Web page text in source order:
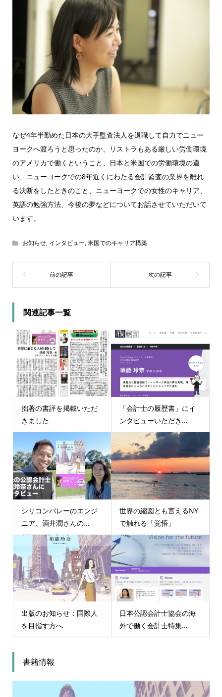
なぜ4年半勤めた日本の大手監査法人を退職して自力でニュー
ヨークへ渡ろうと思ったのか、リストラもある厳しい労働環境
のアメリカで働くということ、日本と米国での労働環境の違
い、ニューヨークでの8年近くにわたる会計監査の業界を離れ
る決断をしたときのこと、ニューヨークでの女性のキャリア、
英語の勉強方法、今後の夢などについてお話させていただいて
います。
お知らせ, インタビュー,米国でのキャリア構築
関連記事一覧
拙著の書評を掲載いただ
きました
「会計士の履歴書」にイ
ンタビューいただき...
シリコンバレーのエンジ
ニア、酒井潤さんの...
世界の縮図とも言えるNY
で触れる「覚悟」
出版のお知らせ：国際人
を目指す方へ
日本公認会計士協会の海
外で働く会計士特集...
書籍情報